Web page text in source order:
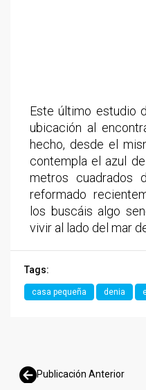
Este último estudio
ubicación al
hecho, desde el
contempla el azul
metros cuadrados
reformado
los buscáis algo
vivir al lado del mar
Tags:
casa pequeña denia
Publicación Anterior